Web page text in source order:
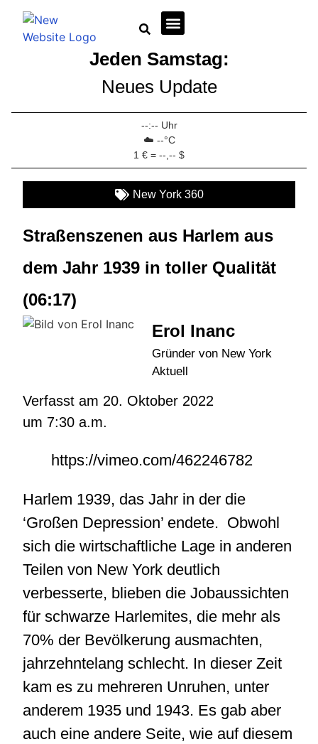
Jeden Samstag:
Neues Update
--:-- Uhr
☁️ --°C
1 € = --,-- $
New York 360
Straßenszenen aus Harlem aus
dem Jahr 1939 in toller Qualität
(06:17)
Erol Inanc
Gründer von New York
Aktuell
Verfasst am 20. Oktober 2022
um 7:30 a.m.
https://vimeo.com/462246782
Harlem 1939, das Jahr in der die
‘Großen Depression’ endete. Obwohl
sich die wirtschaftliche Lage in anderen
Teilen von New York deutlich
verbesserte, blieben die Jobaussichten
für schwarze Harlemites, die mehr als
70% der Bevölkerung ausmachten,
jahrzehntelang schlecht. In dieser Zeit
kam es zu mehreren Unruhen, unter
anderem 1935 und 1943. Es gab aber
auch eine andere Seite, wie auf diesem